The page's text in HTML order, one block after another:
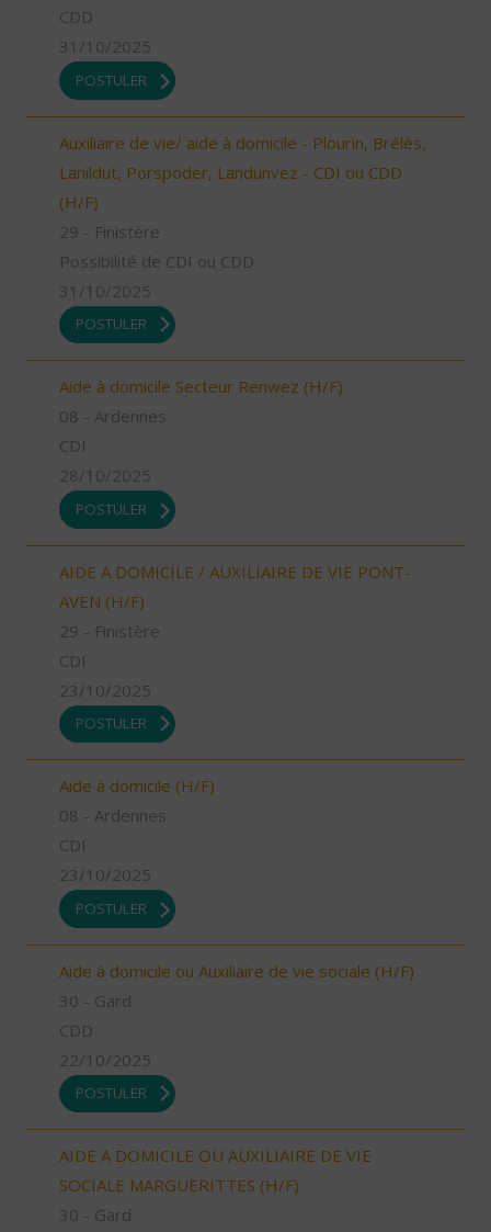
CDD
31/10/2025
POSTULER
Auxiliaire de vie/ aide à domicile - Plourin, Brélès,
Lanildut, Porspoder, Landunvez - CDI ou CDD
(H/F)
29 - Finistère
Possibilité de CDI ou CDD
31/10/2025
POSTULER
Aide à domicile Secteur Renwez (H/F)
08 - Ardennes
CDI
28/10/2025
POSTULER
AIDE A DOMICILE / AUXILIAIRE DE VIE PONT-
AVEN (H/F)
29 - Finistère
CDI
23/10/2025
POSTULER
Aide à domicile (H/F)
08 - Ardennes
CDI
23/10/2025
POSTULER
Aide à domicile ou Auxiliaire de vie sociale (H/F)
30 - Gard
CDD
22/10/2025
POSTULER
AIDE A DOMICILE OU AUXILIAIRE DE VIE
SOCIALE MARGUERITTES (H/F)
30 - Gard